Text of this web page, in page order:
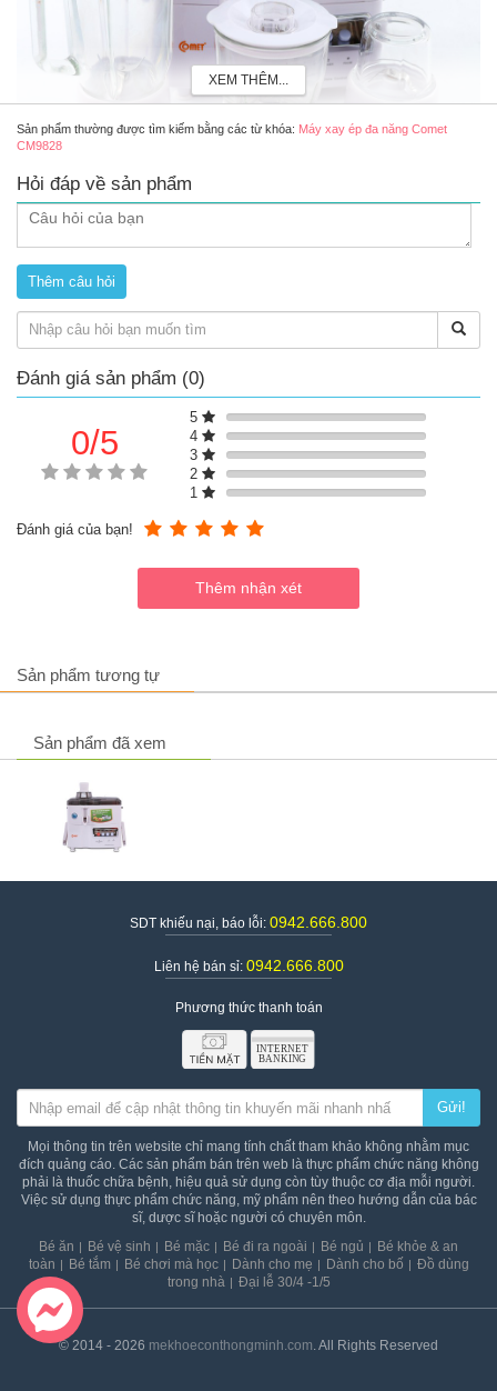
Review máy xay ép đa năng Comet CM9828 có tốt
không?
Máy xay ép đa năng Comet CM9828
tích hợp nhiều chức
năng trong cùng 1 máy: xay sinh tố, xay ngũ cốc, xay tiêu và
ép trái cây tiện lợi cho mẹ sử dụng theo từng nhu cầu sử
dụng khác nhau
Ngoài ra máy còn tích hợp sẵn 2 chế độ xay khác nhau cùng
một nút nhồi để mẹ sử dụng theo từng loại thực phẩm
Cối xay được làm từ chất liệu thủy tinh cao cấp có dung tích
1 lít tiện dụng với khoang chứa máy ép đủ rộng hỗ trợ bạn
xay được một lượng lớn thực phẩm chỉ trong 1 lần , dùng
Thiết kế lưỡi dao bằng thép cao cấp cùng với công suất máy
và nhanh chóng
Máy có chân đế bọc cao su cố định xuống bàn hỗ trợ chống
trơn trượt và không lo bị rới khi để trên các vị trí cao
Thiết kế của máy xay ép đa năng Comet CM9828
Hướng dẫn sử dụng máy xay ép đa năng Comet
CM9828
Hiểu rõ dòng máy đang sử dụng:
Bạn nên chọn máy có chất liệu cối xay là thủy tinh cao cấp
chịu lực. Thân máy, nắp máy, đế cối nên được làm từ nhựa
cao cấp cùng lưỡi dao bằng thép không gỉ.
Máy nên có 2 mức độ xoay cùng 1 nút nhồi để có thể thích
hợp với nhiều loại thực phẩm có độ cứng khác nhau.
XEM THÊM...
Sản phẩm thường được tìm kiếm bằng các từ khóa: Máy xay ép đa năng Comet
CM9828
Hỏi đáp về sản phẩm
Đánh giá sản phẩm (0)
0/5
5
4
3
2
1
Đánh giá của bạn!
Sản phẩm tương tự
Sản phẩm đã xem
SDT khiếu nại, báo lỗi: 0942.666.800
Liên hệ bán sỉ: 0942.666.800
Phương thức thanh toán
Gửi!
Mọi thông tin trên website chỉ mang tính chất tham khảo không nhằm mục
đích quảng cáo. Các sản phẩm bán trên web là thực phẩm chức năng không
phải là thuốc chữa bệnh, hiệu quả sử dụng còn tùy thuộc cơ địa mỗi người.
Việc sử dụng thực phẩm chức năng, mỹ phẩm nên theo hướng dẫn của bác
sĩ, dược sĩ hoặc người có chuyên môn.
Bé ăn
Bé vệ sinh Bé mặc Bé đi ra ngoài Bé ngủ
Bé khỏe & an
toàn
Bé tắm Bé chơi mà học Dành cho mẹ Dành cho bố
Đồ dùng
trong nhà
Đại lễ 30/4 -1/5
© 2014 - 2026 mekhoeconthongminh.com. All Rights Reserved